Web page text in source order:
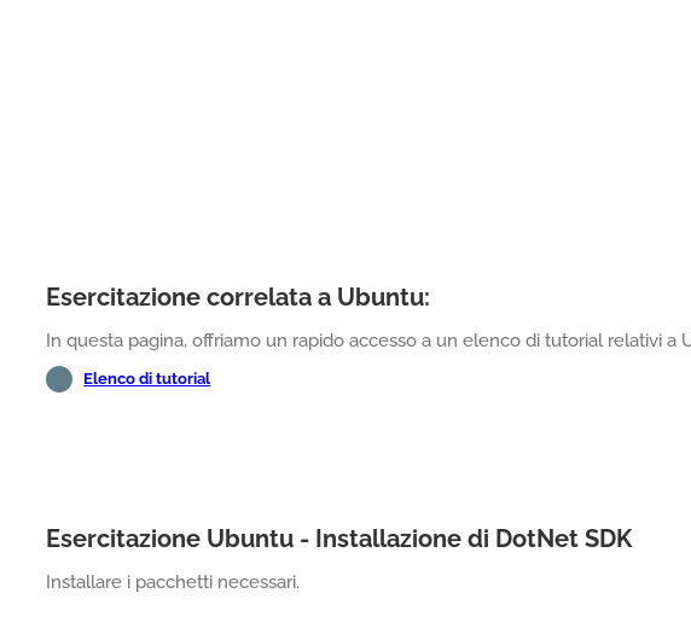
Esercitazione correlata a Ubuntu:
In questa pagina, offriamo un rapido accesso a un elenco di tutorial relativi a
Elenco di tutorial
Esercitazione Ubuntu - Installazione di DotNet SDK
Installare i pacchetti necessari.